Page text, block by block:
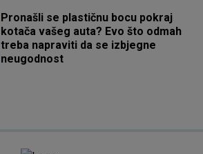
Pronašli se plastičnu bocu pokraj
kotača vašeg auta? Evo što odmah
treba napraviti da se izbjegne
neugodnost